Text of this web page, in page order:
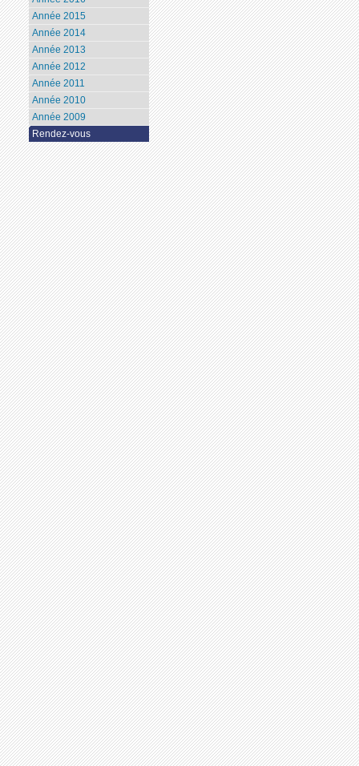
Année 2015
Année 2014
Année 2013
Année 2012
Année 2011
Année 2010
Année 2009
Rendez-vous